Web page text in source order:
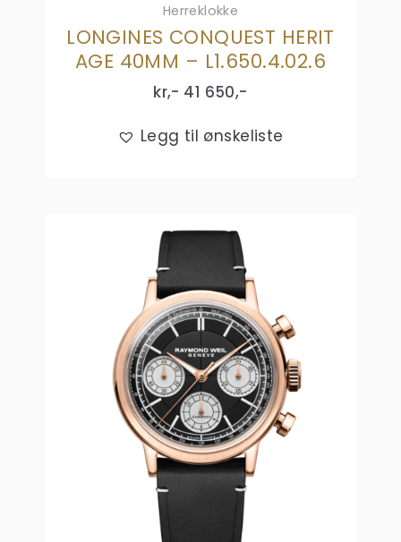
Herreklokke
LONGINES CONQUEST HERIT
AGE 40MM – L1.650.4.02.6
kr,- 41 650,-
Legg til ønskeliste